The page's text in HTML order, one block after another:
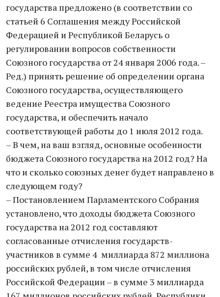
государства предложено (в соответствии со
статьей 6 Соглашения между Российской
Федерацией и Республикой Беларусь о
регулировании вопросов собственности
Союзного государства от 24 января 2006 года. –
Ред.) принять решение об определении органа
Союзного государства, осуществляющего
ведение Реестра имущества Союзного
государства, и обеспечить начало
соответствующей работы до 1 июля 2012 года.
– В чем, на ваш взгляд, основные особенности
бюджета Союзного государства на 2012 год? На
что и сколько союзных денег будет направлено в
следующем году?
– Постановлением Парламентского Собрания
установлено, что доходы бюджета Союзного
государства на 2012 год составляют
согласованные отчисления государств-
участников в сумме 4 миллиарда 872 миллиона
российских рублей, в том числе отчисления
Российской Федерации – в сумме 3 миллиарда